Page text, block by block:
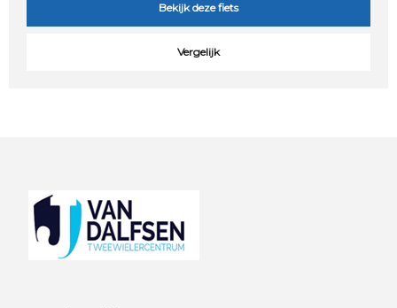
Bekijk deze fiets
Vergelijk
Footer